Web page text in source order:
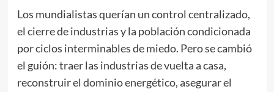
Los mundialistas querían un control centralizado,
el cierre de industrias y la población condicionada
por ciclos interminables de miedo. Pero se cambió
el guión: traer las industrias de vuelta a casa,
reconstruir el dominio energético, asegurar el